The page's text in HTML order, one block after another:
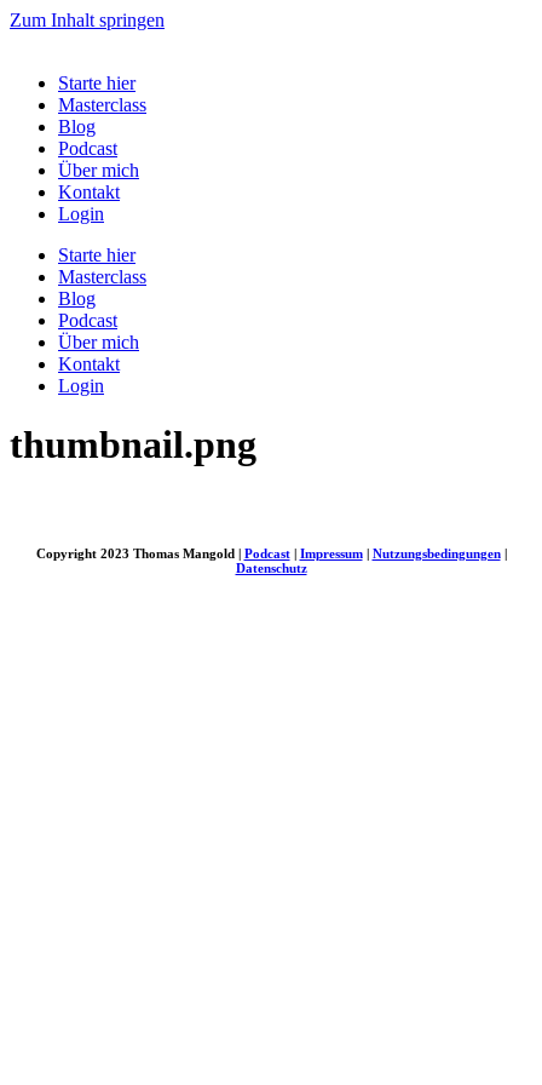
Zum Inhalt springen
Starte hier
Masterclass
Blog
Podcast
Über mich
Kontakt
Login
Starte hier
Masterclass
Blog
Podcast
Über mich
Kontakt
Login
thumbnail.png
Copyright 2023 Thomas Mangold | Podcast| Impressum| Nutzungsbedingungen|
Datenschutz